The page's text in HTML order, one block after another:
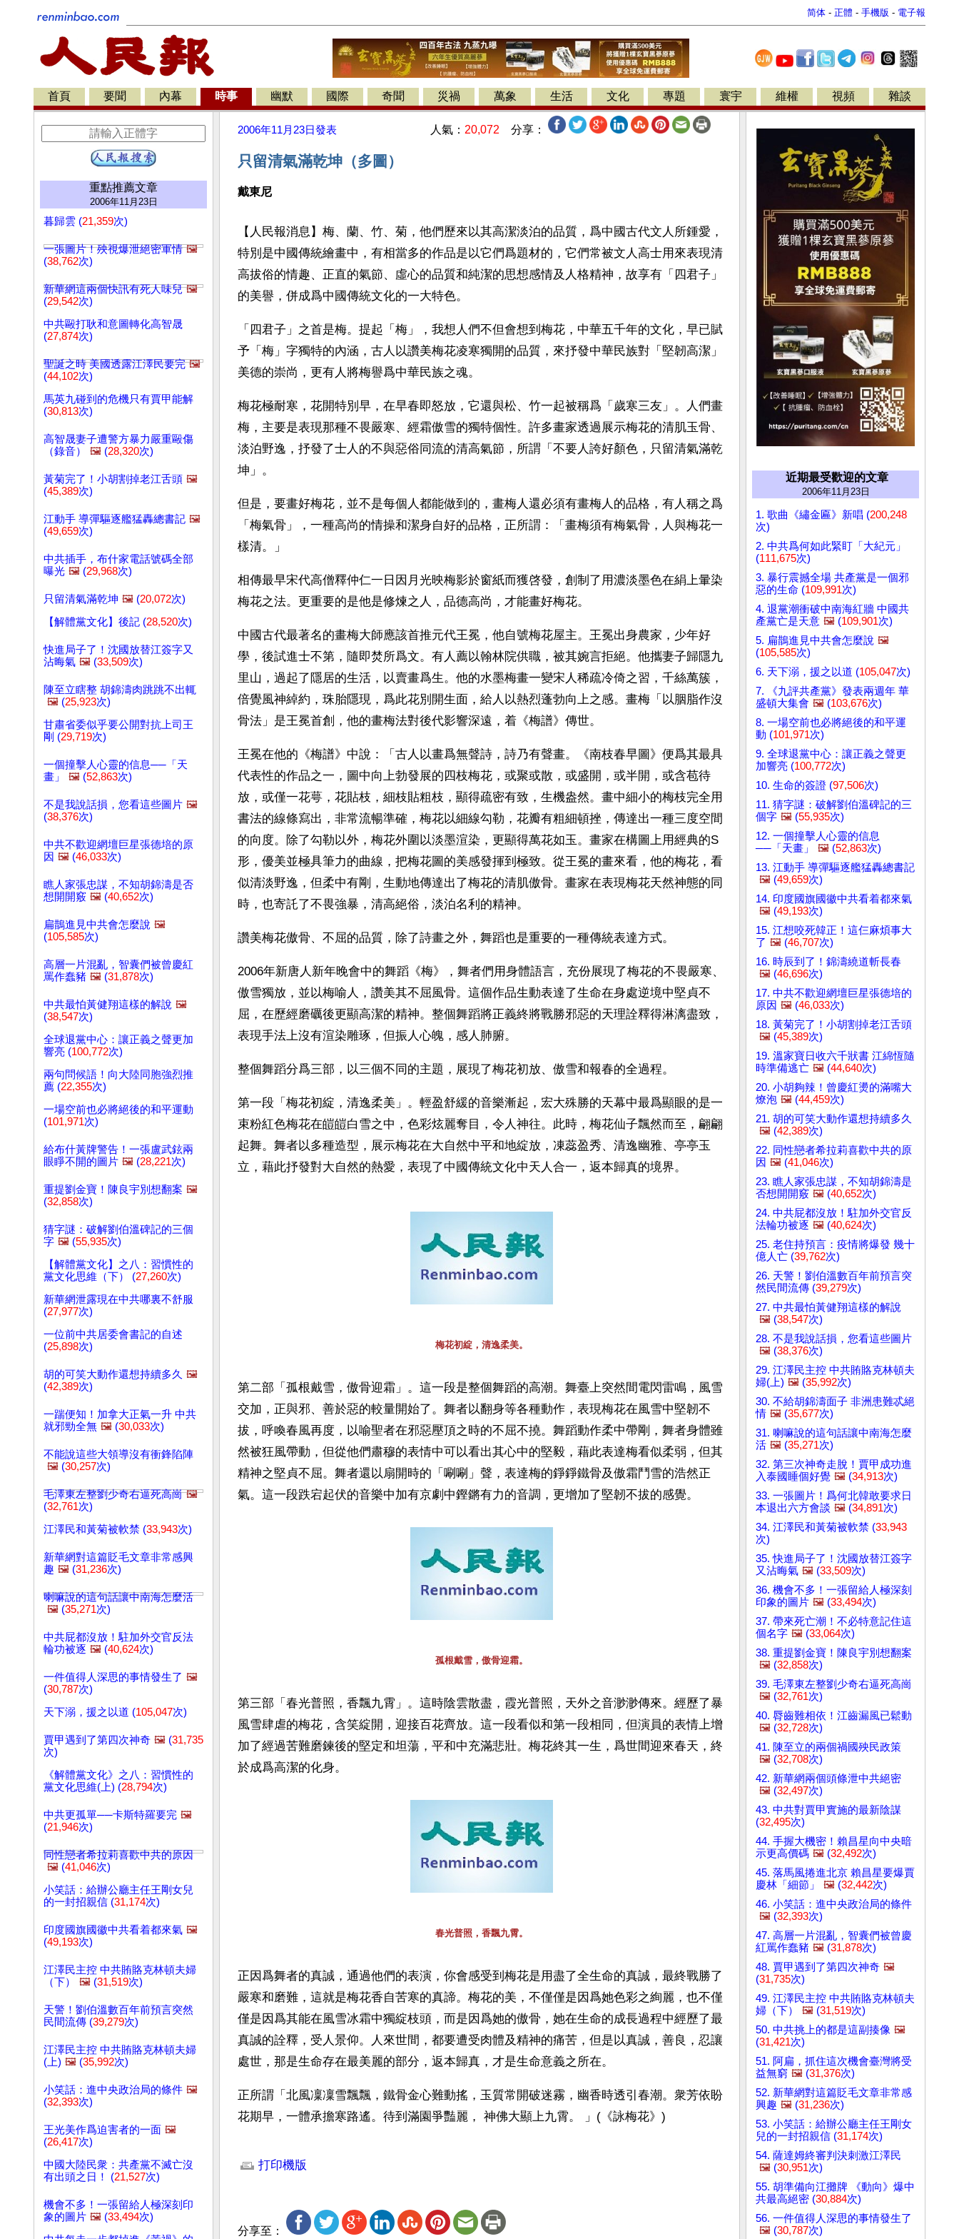
简体 - 正體 - 手機版 - 電子報
首頁 要聞 內幕 時事 幽默 國際 奇聞 災禍 萬象 生活 文化 專題 寰宇 維權 視頻 雜談
重點推薦文章
2006年11月23日
暮歸雲 (21,359次)
一張圖片！殃視爆泄絕密軍情 🖼️
(38,762次)
新華網這兩個快訊有死人味兒 🖼️
(29,542次)
中共毆打耿和意圖轉化高智晟
(27,874次)
聖誕之時 美國透露江澤民要完 🖼️
(44,102次)
馬英九碰到的危機只有賈甲能解
(30,813次)
高智晟妻子遭警方暴力嚴重毆傷
（錄音）
🖼️ (28,320次)
黃菊完了！小胡割掉老江舌頭 🖼️
(45,389次)
江動手 導彈驅逐艦猛轟總書記 🖼️
(49,659次)
中共插手，布什家電話號碼全部
曝光 🖼️ (29,968次)
只留清氣滿乾坤 🖼️ (20,072次)
【解體黨文化】後記 (28,520次)
快進局子了！沈國放替江簽字又
沾晦氣 🖼️ (33,509次)
陳至立瞎整 胡錦濤肉跳跳不出輒
🖼️ (25,923次)
甘肅省委似乎要公開對抗上司王
剛 (29,719次)
一個撞擊人心靈的信息──「天
畫」
🖼️ (52,863次)
不是我說話損，您看這些圖片 🖼️
(38,376次)
中共不歡迎網壇巨星張德培的原
因 🖼️ (46,033次)
瞧人家張忠謀，不知胡錦濤是否
想開開竅 🖼️ (40,652次)
扁鵲進見中共會怎麼說 🖼️
(105,585次)
高層一片混亂，智囊們被曾慶紅
罵作蠢豬 🖼️ (31,878次)
中共最怕黃健翔這樣的解說 🖼️
(38,547次)
全球退黨中心：讓正義之聲更加
響亮 (100,772次)
兩句問候語！向大陸同胞強烈推
薦 (22,355次)
一場空前也必將絕後的和平運動
(101,971次)
給布什黃牌警告！一張盧武鉉兩
眼睜不開的圖片 🖼️ (28,221次)
重提劉金寶！陳良宇別想翻案 🖼️
(32,858次)
猜字謎：破解劉伯溫碑記的三個
字 🖼️ (55,935次)
【解體黨文化】之八：習慣性的
黨文化思維（下） (27,260次)
新華網泄露現在中共哪裏不舒服
(27,977次)
一位前中共居委會書記的自述
(25,898次)
胡的可笑大動作還想持續多久 🖼️
(42,389次)
一踹便知！加拿大正氣一升 中共
就邪勁全無 🖼️ (30,033次)
不能說這些大領導沒有衝鋒陷陣
🖼️ (30,257次)
毛澤東左整劉少奇右逼死高崗 🖼️
(32,761次)
江澤民和黃菊被軟禁 (33,943次)
新華網對這篇貶毛文章非常感興
趣 🖼️ (31,236次)
喇嘛說的這句話讓中南海怎麼活
🖼️ (35,271次)
中共屁都沒放！駐加外交官反法
輪功被逐 🖼️ (40,624次)
一件值得人深思的事情發生了 🖼️
(30,787次)
天下溺，援之以道 (105,047次)
賈甲遇到了第四次神奇 🖼️ (31,735
次)
《解體黨文化》之八：習慣性的
黨文化思維(上) (28,794次)
中共更孤單──卡斯特羅要完 🖼️
(21,946次)
同性戀者希拉莉喜歡中共的原因
🖼️ (41,046次)
小笑話：給辦公廳主任王剛女兒
的一封招親信 (31,174次)
印度國旗國徽中共看着都來氣 🖼️
(49,193次)
江澤民主控 中共賄賂克林頓夫婦
（下）
🖼️ (31,519次)
天警！劉伯溫數百年前預言突然
民間流傳 (39,279次)
江澤民主控 中共賄賂克林頓夫婦
(上) 🖼️ (35,992次)
小笑話：進中央政治局的條件 🖼️
(32,393次)
王光美作爲迫害者的一面 🖼️
(26,417次)
中國大陸民衆：共產黨不滅亡沒
有出頭之日！ (21,527次)
機會不多！一張留給人極深刻印
象的圖片 🖼️ (33,494次)
2006年11月23日發表 人氣： 20,072 分享：
只留清氣滿乾坤（多圖）
戴東尼
【人民報消息】梅、蘭、竹、菊，他們歷來以其高潔淡泊的品質，爲中國古代文人所鍾愛，
特別是中國傳統繪畫中，有相當多的作品是以它們爲題材的，它們常被文人高士用來表現清
高拔俗的情趣、正直的氣節、虛心的品質和純潔的思想感情及人格精神，故享有「四君子」
的美譽，併成爲中國傳統文化的一大特色。
「四君子」之首是梅。提起「梅」，我想人們不但會想到梅花，中華五千年的文化，早已賦
予「梅」字獨特的內涵，古人以讚美梅花凌寒獨開的品質，來抒發中華民族對「堅韌高潔」
美德的崇尚，更有人將梅譽爲中華民族之魂。
梅花極耐寒，花開特別早，在早春即怒放，它還與松、竹一起被稱爲「歲寒三友」。人們畫
梅，主要是表現那種不畏嚴寒、經霜傲雪的獨特個性。許多畫家透過展示梅花的清肌玉骨、
淡泊野逸，抒發了士人的不與惡俗同流的清高氣節，所謂「不要人誇好顏色，只留清氣滿乾
坤」。
但是，要畫好梅花，並不是每個人都能做到的，畫梅人還必須有畫梅人的品格，有人稱之爲
「梅氣骨」，一種高尚的情操和潔身自好的品格，正所謂：「畫梅須有梅氣骨，人與梅花一
樣清。」
相傳最早宋代高僧釋仲仁一日因月光映梅影於窗紙而獲啓發，創制了用濃淡墨色在絹上暈染
梅花之法。更重要的是他是修煉之人，品德高尚，才能畫好梅花。
中國古代最著名的畫梅大師應該首推元代王冕，他自號梅花屋主。王冕出身農家，少年好
學，後試進士不第，隨即焚所爲文。有人薦以翰林院供職，被其婉言拒絕。他攜妻子歸隱九
里山，過起了隱居的生活，以賣畫爲生。他的水墨梅畫一變宋人稀疏冷倚之習，千絲萬簇，
倍覺風神綽約，珠胎隱現，爲此花別開生面，給人以熱烈蓬勃向上之感。畫梅「以胭脂作沒
骨法」是王冕首創，他的畫梅法對後代影響深遠，着《梅譜》傳世。
王冕在他的《梅譜》中說：「古人以畫爲無聲詩，詩乃有聲畫。《南枝春早圖》便爲其最具
代表性的作品之一，圖中向上勃發展的四枝梅花，或聚或散，或盛開，或半開，或含苞待
放，或僅一花萼，花貼枝，細枝貼粗枝，顯得疏密有致，生機盎然。畫中細小的梅枝完全用
書法的線條寫出，非常流暢準確，梅花以細線勾勒，花瓣有粗細頓挫，傳達出一種三度空間
的向度。除了勾勒以外，梅花外圍以淡墨渲染，更顯得萬花如玉。畫家在構圖上用經典的S
形，優美並極具筆力的曲線，把梅花圖的美感發揮到極致。從王冕的畫來看，他的梅花，看
似清淡野逸，但柔中有剛，生動地傳達出了梅花的清肌傲骨。畫家在表現梅花天然神態的同
時，也寄託了不畏強暴，清高絕俗，淡泊名利的精神。
讚美梅花傲骨、不屈的品質，除了詩畫之外，舞蹈也是重要的一種傳統表達方式。
2006年新唐人新年晚會中的舞蹈《梅》，舞者們用身體語言，充份展現了梅花的不畏嚴寒、
傲雪獨放，並以梅喻人，讚美其不屈風骨。這個作品生動表達了生命在身處逆境中堅貞不
屈，在歷經磨礪後更顯高潔的精神。整個舞蹈將正義終將戰勝邪惡的天理詮釋得淋漓盡致，
表現手法上沒有渲染雕琢，但振人心魄，感人肺腑。
整個舞蹈分爲三部，以三個不同的主題，展現了梅花初放、傲雪和報春的全過程。
第一段「梅花初綻，清逸柔美」。輕盈舒緩的音樂漸起，宏大殊勝的天幕中最爲顯眼的是一
束粉紅色梅花在皚皚白雪之中，色彩炫麗奪目，令人神往。此時，梅花仙子飄然而至，翩翩
起舞。舞者以多種造型，展示梅花在大自然中平和地綻放，凍蕊盈秀、清逸幽雅、亭亭玉
立，藉此抒發對大自然的熱愛，表現了中國傳統文化中天人合一，返本歸真的境界。
梅花初綻，清逸柔美。
第二部「孤根戴雪，傲骨迎霜」。這一段是整個舞蹈的高潮。舞臺上突然間電閃雷鳴，風雪
交加，正與邪、善於惡的較量開始了。舞者以翻身等各種動作，表現梅花在風雪中堅韌不
拔，呼喚春風再度，以喻聖者在邪惡壓頂之時的不屈不撓。舞蹈動作柔中帶剛，舞者身體雖
然被狂風帶動，但從他們肅穆的表情中可以看出其心中的堅毅，藉此表達梅看似柔弱，但其
精神之堅貞不屈。舞者還以扇開時的「唰唰」聲，表達梅的錚錚鐵骨及傲霜鬥雪的浩然正
氣。這一段跌宕起伏的音樂中加有京劇中鏗鏘有力的音調，更增加了堅韌不拔的感覺。
孤根戴雪，傲骨迎霜。
第三部「春光普照，香飄九霄」。這時陰雲散盡，霞光普照，天外之音渺渺傳來。經歷了暴
風雪肆虐的梅花，含笑綻開，迎接百花齊放。這一段看似和第一段相同，但演員的表情上增
加了經過苦難磨鍊後的堅定和坦蕩，平和中充滿悲壯。梅花終其一生，爲世間迎來春天，終
於成爲高潔的化身。
春光普照，香飄九霄。
正因爲舞者的真誠，通過他們的表演，你會感受到梅花是用盡了全生命的真誠，最終戰勝了
嚴寒和磨難，這就是梅花香自苦寒的真諦。梅花的美，不僅僅是因爲她色彩之絢麗，也不僅
僅是因爲其能在風雪冰霜中獨綻枝頭，而是因爲她的傲骨，她在生命的成長過程中經歷了最
真誠的詮釋，受人景仰。人來世間，都要遭受肉體及精神的痛苦，但是以真誠，善良，忍讓
處世，那是生命存在最美麗的部分，返本歸真，才是生命意義之所在。
正所謂「北風凜凜雪飄飄，鐵骨金心難動搖，玉質常開破迷霧，幽香時透引春潮。衆芳依盼
花期早，一體承擔寒路遙。待到滿園爭豔麗， 神佛大顯上九霄。 」(《詠梅花》)
打印機版
分享至：
近期最受歡迎的文章
2006年11月23日
1. 歌曲《繡金匾》新唱 (200,248
次)
2. 中共爲何如此緊盯「大紀元」
(111,675次)
3. 暴行震撼全場 共產黨是一個邪
惡的生命 (109,991次)
4. 退黨潮衝破中南海紅牆 中國共
產黨亡是天意 🖼️ (109,901次)
5. 扁鵲進見中共會怎麼說 🖼️
(105,585次)
6. 天下溺，援之以道 (105,047次)
7. 《九評共產黨》發表兩週年 華
盛頓大集會 🖼️ (103,676次)
8. 一場空前也必將絕後的和平運
動 (101,971次)
9. 全球退黨中心：讓正義之聲更
加響亮 (100,772次)
10. 生命的簽證 (97,506次)
11. 猜字謎：破解劉伯溫碑記的三
個字 🖼️ (55,935次)
12. 一個撞擊人心靈的信息
──「天畫」
🖼️ (52,863次)
13. 江動手 導彈驅逐艦猛轟總書記
🖼️ (49,659次)
14. 印度國旗國徽中共看着都來氣
🖼️ (49,193次)
15. 江想咬死韓正！這仨麻煩事大
了 🖼️ (46,707次)
16. 時辰到了！錦濤繞道斬長春
🖼️ (46,696次)
17. 中共不歡迎網壇巨星張德培的
原因 🖼️ (46,033次)
18. 黃菊完了！小胡割掉老江舌頭
🖼️ (45,389次)
19. 溫家寶日收六千狀書 江綿恆隨
時準備逃亡 🖼️ (44,640次)
20. 小胡夠辣！曾慶紅燙的滿嘴大
燎泡 🖼️ (44,459次)
21. 胡的可笑大動作還想持續多久
🖼️ (42,389次)
22. 同性戀者希拉莉喜歡中共的原
因 🖼️ (41,046次)
23. 瞧人家張忠謀，不知胡錦濤是
否想開開竅 🖼️ (40,652次)
24. 中共屁都沒放！駐加外交官反
法輪功被逐 🖼️ (40,624次)
25. 老住持預言：疫情將爆發 幾十
億人亡 (39,762次)
26. 天警！劉伯溫數百年前預言突
然民間流傳 (39,279次)
27. 中共最怕黃健翔這樣的解說
🖼️ (38,547次)
28. 不是我說話損，您看這些圖片
🖼️ (38,376次)
29. 江澤民主控 中共賄賂克林頓夫
婦(上) 🖼️ (35,992次)
30. 不給胡錦濤面子 非洲患難忒絕
情 🖼️ (35,677次)
31. 喇嘛說的這句話讓中南海怎麼
活 🖼️ (35,271次)
32. 第三次神奇走脫！賈甲成功進
入泰國睡個好覺 🖼️ (34,913次)
33. 一張圖片！爲何北韓敢要求日
本退出六方會談 🖼️ (34,891次)
34. 江澤民和黃菊被軟禁 (33,943
次)
35. 快進局子了！沈國放替江簽字
又沾晦氣 🖼️ (33,509次)
36. 機會不多！一張留給人極深刻
印象的圖片 🖼️ (33,494次)
37. 帶來死亡潮！不必特意記住這
個名字 🖼️ (33,064次)
38. 重提劉金寶！陳良宇別想翻案
🖼️ (32,858次)
39. 毛澤東左整劉少奇右逼死高崗
🖼️ (32,761次)
40. 脣齒難相依！江齒漏風已鬆動
🖼️ (32,728次)
41. 陳至立的兩個禍國殃民政策
🖼️ (32,708次)
42. 新華網兩個頭條泄中共絕密
🖼️ (32,497次)
43. 中共對賈甲實施的最新陰謀
(32,495次)
44. 手握大機密！賴昌星向中央暗
示更高價碼 🖼️ (32,492次)
45. 落馬風捲進北京 賴昌星要爆賈
慶林「細節」
🖼️ (32,442次)
46. 小笑話：進中央政治局的條件
🖼️ (32,393次)
47. 高層一片混亂，智囊們被曾慶
紅罵作蠢豬 🖼️ (31,878次)
48. 賈甲遇到了第四次神奇 🖼️
(31,735次)
49. 江澤民主控 中共賄賂克林頓夫
婦（下）
🖼️ (31,519次)
50. 中共挑上的都是這副揍像 🖼️
(31,421次)
51. 阿扁，抓住這次機會臺灣將受
益無窮 🖼️ (31,376次)
52. 新華網對這篇貶毛文章非常感
興趣 🖼️ (31,236次)
53. 小笑話：給辦公廳主任王剛女
兒的一封招親信 (31,174次)
54. 薩達姆終審判決刺激江澤民
🖼️ (30,951次)
55. 胡準備向江攤牌 《動向》爆中
共最高絕密 (30,884次)
56. 一件值得人深思的事情發生了
🖼️ (30,787次)